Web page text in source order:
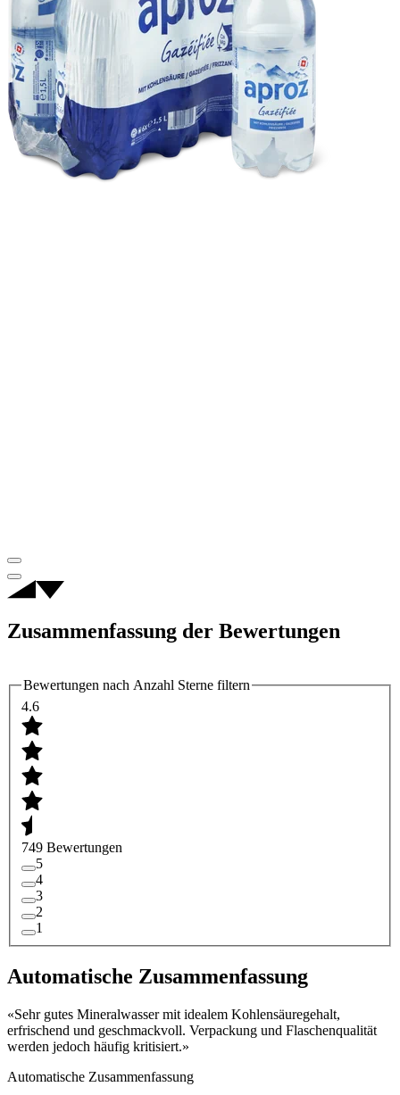
Zusammenfassung der Bewertungen
Bewertungen nach Anzahl Sterne filtern
4.6
749 Bewertungen
5
4
3
2
1
Automatische Zusammenfassung
«Sehr gutes Mineralwasser mit idealem Kohlensäuregehalt,
erfrischend und geschmackvoll. Verpackung und Flaschenqualität
werden jedoch häufig kritisiert.»
Automatische Zusammenfassung